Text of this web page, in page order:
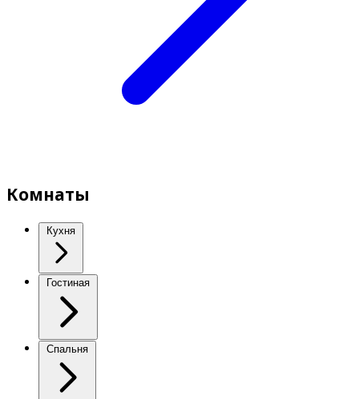
Комнаты
Кухня
Гостиная
Спальня